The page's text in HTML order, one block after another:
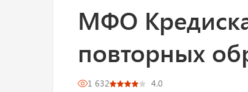
МФО
повторных
1 632 4.0